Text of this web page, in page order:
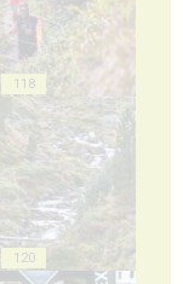
118
120